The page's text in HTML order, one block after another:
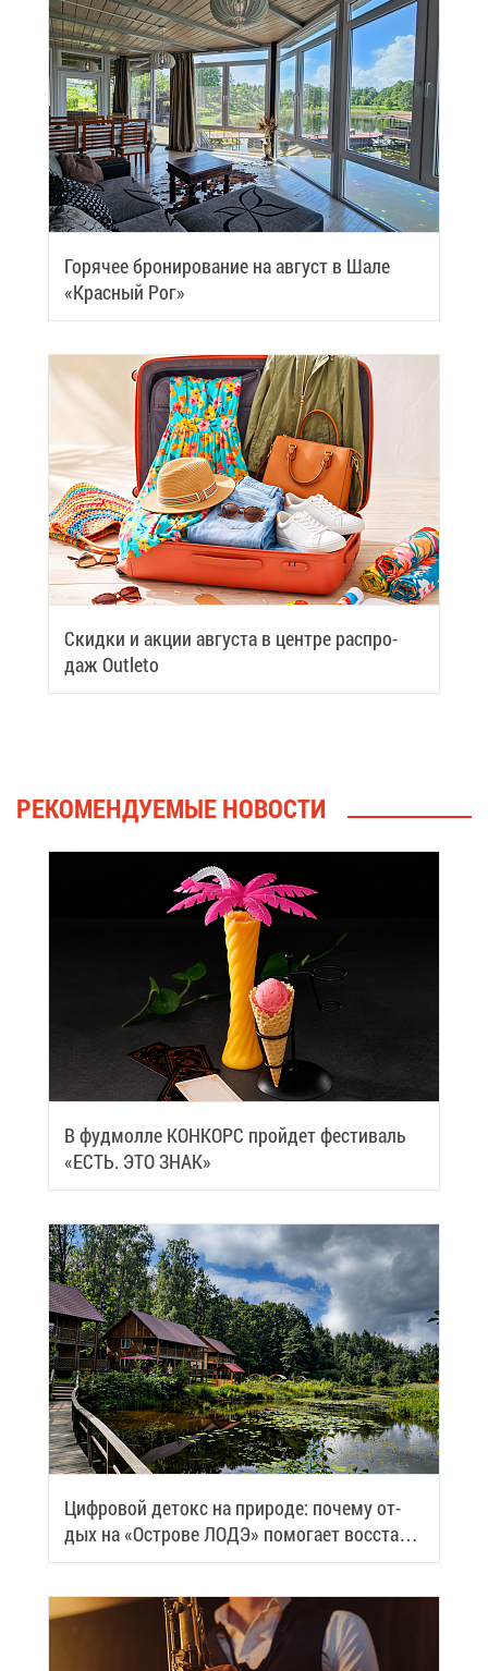
Го­ря­чее бро­ни­ро­ва­ние на ав­густ в Ша­ле
«Крас­ный Рог»
Скид­ки и ак­ции ав­гу­ста в цен­тре рас­про­
даж Outleto
РЕ­КО­МЕН­ДУ­Е­МЫЕ НО­ВО­СТИ
В фуд­мол­ле КОН­КОРС прой­дет фе­сти­валь
«ЕСТЬ. ЭТО ЗНАК»
Циф­ро­вой де­токс на при­ро­де: по­че­му от­
дых на «Ост­ро­ве ЛОДЭ» по­мо­га­ет вос­ста­но­
вить си­лы